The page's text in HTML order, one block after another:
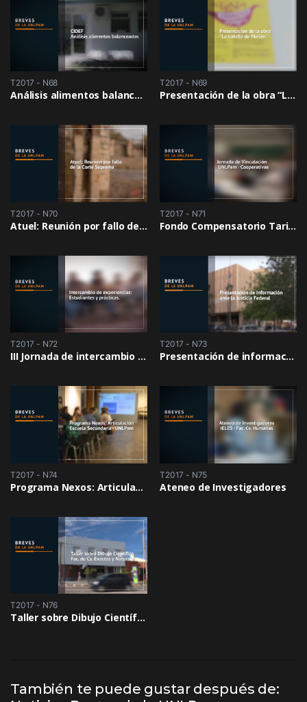
T2017 - N68
Análisis alimentos balanceados
T2017 - N69
Presentación de la obra “La Batalla de Mailén”
T2017 - N70
Atuel: Reunión por fallo de la Corte Suprema de Justicia
T2017 - N71
Fondo Compensatorio Tarifario Cooperativas
T2017 - N72
III Jornada de intercambio de experiencias: Estudiantes y prácticas
T2017 - N73
Presentación de información ante la Justicia Federal
T2017 - N74
Programa Nexos: Articulación Escuela Secundaria – UNLPam
T2017 - N75
Ateneo de Investigadores
T2017 - N76
Taller sobre Dibujo Científico
También te puede gustar después de: